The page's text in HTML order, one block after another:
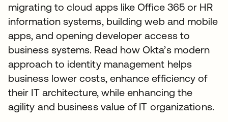
migrating to cloud apps like Office 365 or HR
information systems, building web and mobile
apps, and opening developer access to
business systems. Read how Okta’s modern
approach to identity management helps
business lower costs, enhance efficiency of
their IT architecture, while enhancing the
agility and business value of IT organizations.